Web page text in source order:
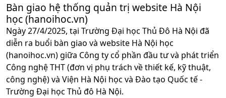
Bàn giao hệ thống quản trị website Hà Nội
học (hanoihoc.vn)
Ngày 27/4/2025, tại Trường Đại học Thủ Đô Hà Nội đã
diễn ra buổi bàn giao và website Hà Nội học
(hanoihoc.vn) giữa Công ty cổ phần đầu tư và phát triển
Công nghệ THT (đơn vị phụ trách về thiết kế, kỹ thuật,
công nghệ) và Viện Hà Nội học và Đào tạo Quốc tế -
Trường Đại học Thủ đô Hà Nội.